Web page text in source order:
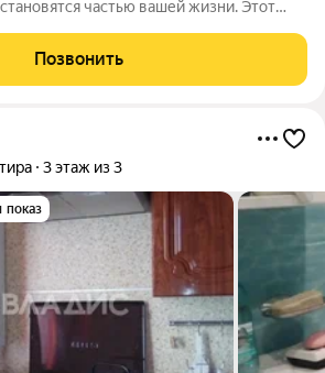
частью вашей жизни. Этот
время года. Квартира
втором этаже, а
Позвонить
3 этаж из 3
показ